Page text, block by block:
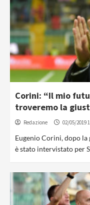
Corini: “Il mio
troveremo la
Redazione 02/05/2019
Eugenio Corini, dopo
è stato intervistato per